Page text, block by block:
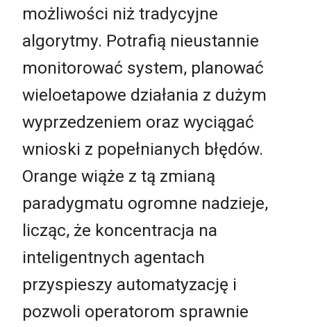
możliwości niż tradycyjne
algorytmy. Potrafią nieustannie
monitorować system, planować
wieloetapowe działania z dużym
wyprzedzeniem oraz wyciągać
wnioski z popełnianych błędów.
Orange wiąże z tą zmianą
paradygmatu ogromne nadzieje,
licząc, że koncentracja na
inteligentnych agentach
przyspieszy automatyzację i
pozwoli operatorom sprawnie